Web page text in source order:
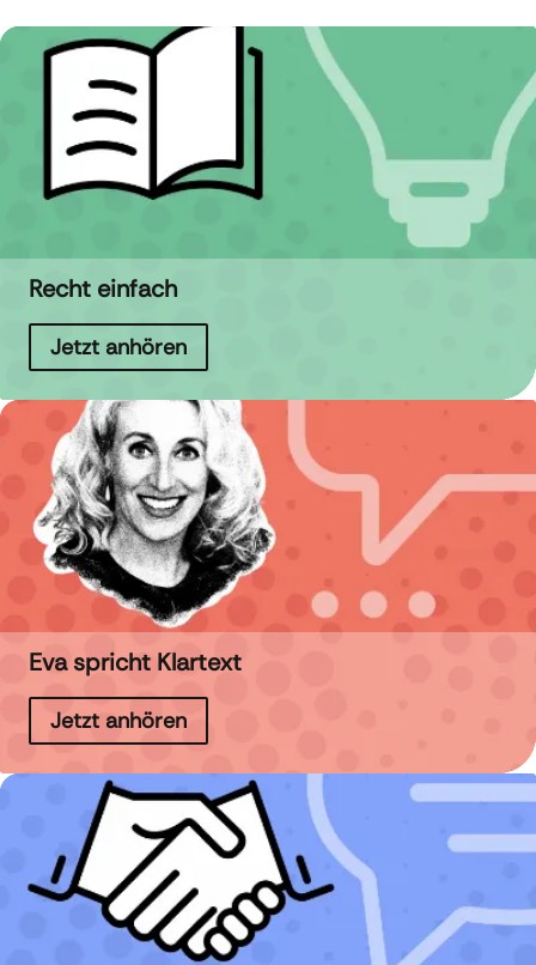
Recht einfach
Jetzt anhören
Eva spricht Klartext
Jetzt anhören